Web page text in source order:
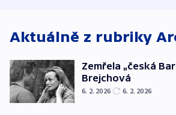
Aktuálně z rubriky
Zemřela „česká
Brejchová
6. 2. 2026 6. 2. 2026